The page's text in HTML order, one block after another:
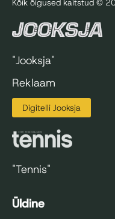
Kõik õigused kaitstud ©
"Jooksja"
Reklaam
Digitelli Jooksja
"Tennis"
Üldine